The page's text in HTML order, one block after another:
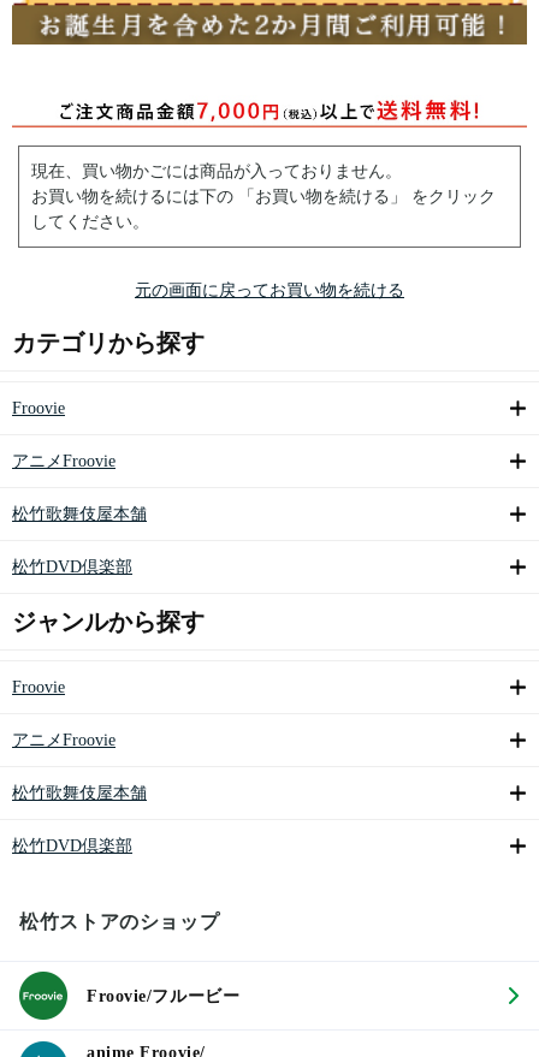
現在、買い物かごには商品が入っておりません。
お買い物を続けるには下の 「お買い物を続ける」 をクリック
してください。
元の画面に戻ってお買い物を続ける
カテゴリから探す
Froovie
アニメFroovie
松竹歌舞伎屋本舗
松竹DVD倶楽部
ジャンルから探す
Froovie
アニメFroovie
松竹歌舞伎屋本舗
松竹DVD倶楽部
松竹ストアのショップ
Froovie/フルービー
anime Froovie/